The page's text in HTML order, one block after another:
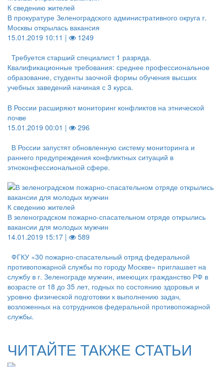
К сведению жителей
В прокуратуре Зеленоградского административного округа г.
Москвы открылась вакансия
15.01.2019 10:11 |
1249
Требуется старший специалист 1 разряда.
Квалификационные требования: среднее профессиональное
образование, студенты заочной формы обучения высших
учебных заведений начиная с 3 курса.
В России расширяют мониторинг конфликтов на этнической
почве
15.01.2019 00:01 |
296
В России запустят обновленную систему мониторинга и
раннего предупреждения конфликтных ситуаций в
этноконфессиональной сфере.
К сведению жителей
В зеленоградском пожарно-спасательном отряде открылись
вакансии для молодых мужчин
14.01.2019 15:17 |
589
ФГКУ «30 пожарно-спасательный отряд федеральной
противопожарной службы по городу Москве» приглашает на
службу в г. Зеленограде мужчин, имеющих гражданство РФ в
возрасте от 18 до 35 лет, годных по состоянию здоровья и
уровню физической подготовки к выполнению задач,
возложенных на сотрудников федеральной противопожарной
службы.
ЧИТАЙТЕ ТАКЖЕ СТАТЬИ